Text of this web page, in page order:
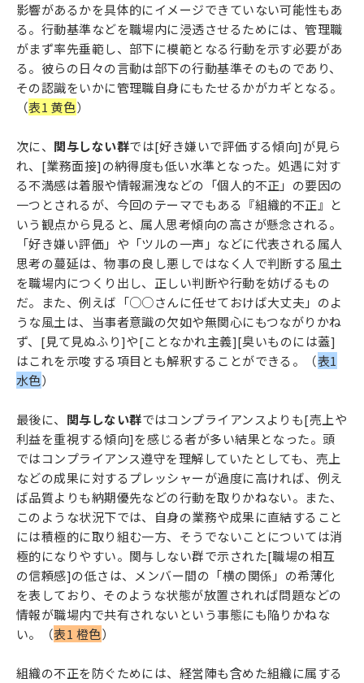
影響があるかを具体的にイメージできていない可能性もあ
る。行動基準などを職場内に浸透させるためには、管理職
がまず率先垂範し、部下に模範となる行動を示す必要があ
る。彼らの日々の言動は部下の行動基準そのものであり、
その認識をいかに管理職自身にもたせるかがカギとなる。
（表1 黄色）
次に、 関与しない群では[好き嫌いで評価する傾向]が見ら
れ、[業務面接]の納得度も低い水準となった。処遇に対す
る不満感は着服や情報漏洩などの「個人的不正」の要因の
一つとされるが、今回のテーマでもある『組織的不正』と
いう観点から見ると、属人思考傾向の高さが懸念される。
「好き嫌い評価」や「ツルの一声」などに代表される属人
思考の蔓延は、物事の良し悪しではなく人で判断する風土
を職場内につくり出し、正しい判断や行動を妨げるもの
だ。また、例えば「○○さんに任せておけば大丈夫」のよ
うな風土は、当事者意識の欠如や無関心にもつながりかね
ず、[見て見ぬふり]や[ことなかれ主義][臭いものには蓋]
はこれを示唆する項目とも解釈することができる。（表1
水色）
最後に、 関与しない群ではコンプライアンスよりも[売上や
利益を重視する傾向]を感じる者が多い結果となった。頭
ではコンプライアンス遵守を理解していたとしても、売上
などの成果に対するプレッシャーが過度に高ければ、例え
ば品質よりも納期優先などの行動を取りかねない。また、
このような状況下では、自身の業務や成果に直結すること
には積極的に取り組む一方、そうでないことについては消
極的になりやすい。関与しない群で示された[職場の相互
の信頼感]の低さは、メンバー間の「横の関係」の希薄化
を表しており、そのような状態が放置されれば問題などの
情報が職場内で共有されないという事態にも陥りかねな
い。（表1 橙色）
組織の不正を防ぐためには、経営陣も含めた組織に属する